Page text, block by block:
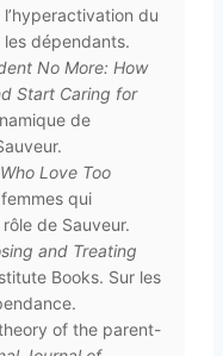
du
les dépendants.
No More: How
Start Caring for
de
Love Too
qui
de Sauveur.
and Treating
Books. Sur les
of the parent-